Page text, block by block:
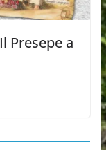
Presepe a